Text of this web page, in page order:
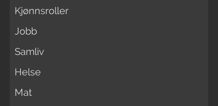
Kjønnsroller
Jobb
Samliv
Helse
Mat